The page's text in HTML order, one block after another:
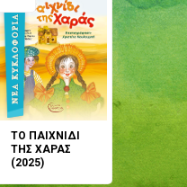
ΤΟ ΠΑΙΧΝΙΔΙ
ΤΗΣ ΧΑΡΑΣ
(2025)
μου;